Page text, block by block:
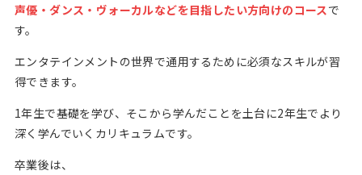
声優・ダンス・ヴォーカルなどを目指したい方向けのコースで
す。
エンタテインメントの世界で通用するために必須なスキルが習
得できます。
1年生で基礎を学び、そこから学んだことを土台に2年生でより
深く学んでいくカリキュラムです。
卒業後は、